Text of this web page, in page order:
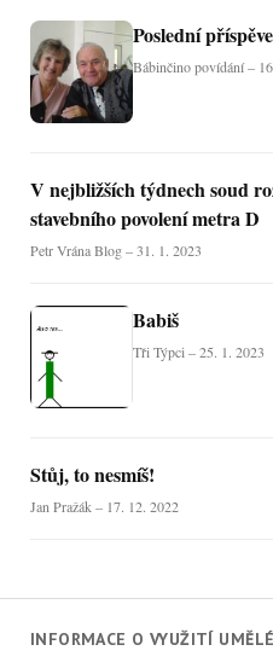
Poslední
Bábinčino povídání –
V nejbližších týdnech soud
stavebního povolení metra D
Petr Vrána Blog – 31. 1. 2023
Babiš
Tři Týpci – 25. 1. 2023
Stůj, to nesmíš!
Jan Pražák – 17. 12. 2022
INFORMACE O VYUŽITÍ